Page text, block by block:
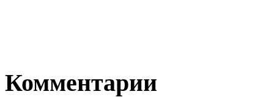
Комментарии